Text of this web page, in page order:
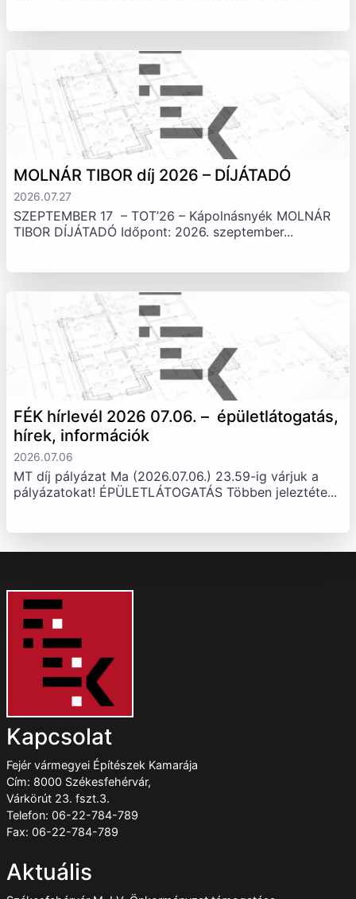
MOLNÁR TIBOR díj 2026 – DÍJÁTADÓ
2026.07.27
SZEPTEMBER 17 – TOT’26 – Kápolnásnyék MOLNÁR
TIBOR DÍJÁTADÓ Időpont: 2026. szeptember...
FÉK hírlevél 2026 07.06. – épületlátogatás,
hírek, információk
2026.07.06
MT díj pályázat Ma (2026.07.06.) 23.59-ig várjuk a
pályázatokat! ÉPÜLETLÁTOGATÁS Többen jeleztéte...
Kapcsolat
Fejér vármegyei Építészek Kamarája
Cím: 8000 Székesfehérvár,
Várkörút 23. fszt.3.
Telefon: 06-22-784-789
Fax: 06-22-784-789
Aktuális